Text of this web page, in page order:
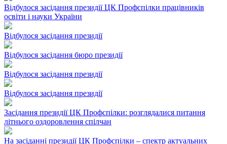
Відбулося засідання президії ЦК Профспілки працівників
освіти і науки України
Відбулося засідання президії
Відбулося засідання бюро президії
Відбулося засідання президії
Відбулося засідання президії
Засідання президії ЦК Профспілки: розглядалися питання
літнього оздоровлення спілчан
На засіданні президії ЦК Профспілки – спектр актуальних